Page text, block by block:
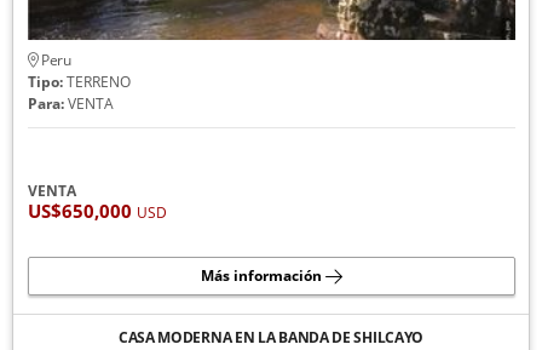
Peru
Tipo:TERRENO
Para:VENTA
VENTA
US$650,000 USD
Más información
CASA MODERNA EN LA BANDA DE SHILCAYO